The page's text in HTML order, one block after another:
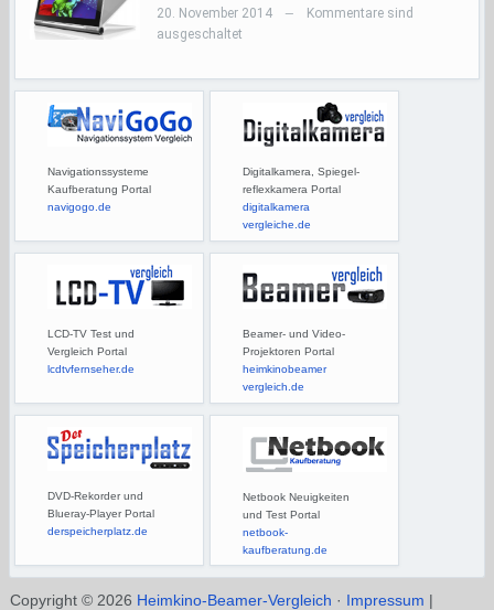
20. November 2014 —
Kommentare sind
ausgeschaltet
Navigationssysteme
Kaufberatung Portal
navigogo.de
Digitalkamera, Spiegel-
reflexkamera Portal
digitalkamera
vergleiche.de
LCD-TV Test und
Vergleich Portal
lcdtvfernseher.de
Beamer- und Video-
Projektoren Portal
heimkinobeamer
vergleich.de
DVD-Rekorder und
Blueray-Player Portal
derspeicherplatz.de
Netbook Neuigkeiten
und Test Portal
netbook-
kaufberatung.de
Copyright © 2026 Heimkino-Beamer-Vergleich · Impressum |